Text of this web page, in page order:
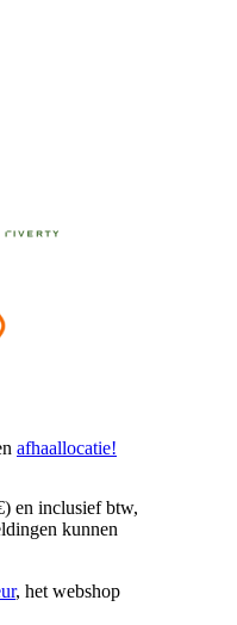
afhaallocatie!
en inclusief btw,
kunnen
, het webshop